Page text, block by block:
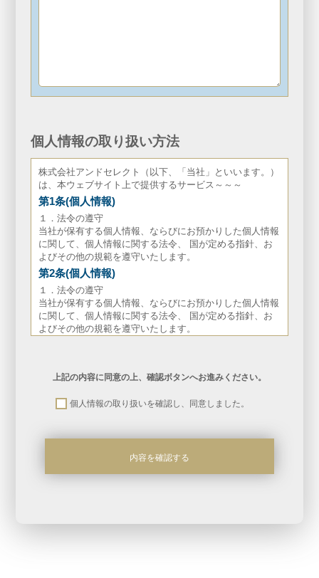
個人情報の取り扱い方法
株式会社アンドセレクト（以下、「当社」といいます。）
は、本ウェブサイト上で提供するサービス～～～
第1条(個人情報)
１．法令の遵守
当社が保有する個人情報、ならびにお預かりした個人情報
に関して、個人情報に関する法令、 国が定める指針、お
よびその他の規範を遵守いたします。
第2条(個人情報)
１．法令の遵守
当社が保有する個人情報、ならびにお預かりした個人情報
に関して、個人情報に関する法令、 国が定める指針、お
よびその他の規範を遵守いたします。
よびその他の規範を遵守いたします。
当社が保有する個人情報、ならびにお預かりした個人情報
当社が保有する個人情報、ならびにお預かりした個人情報
上記の内容に同意の上、確認ボタンへお進みください。
個人情報の取り扱いを確認し、同意しました。